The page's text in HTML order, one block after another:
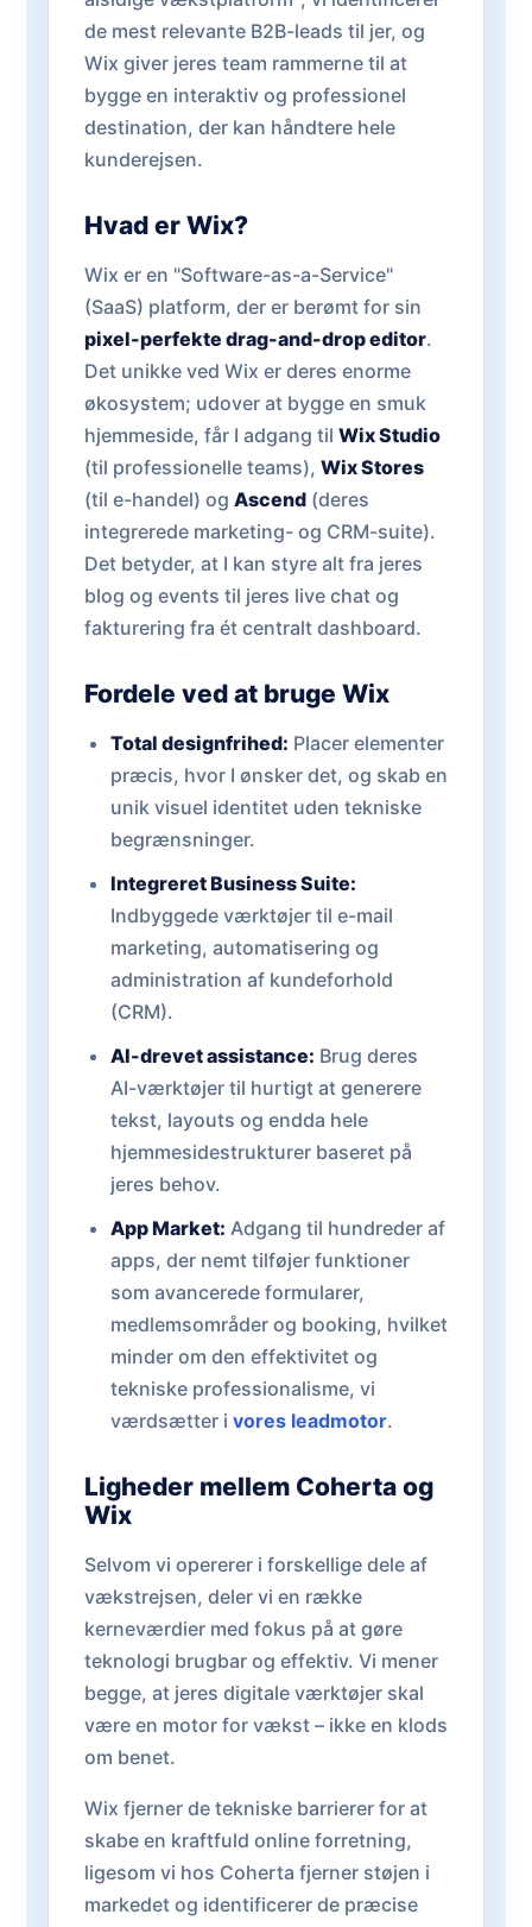
de mest relevante B2B-leads til jer, og
Wix giver jeres team rammerne til at
bygge en interaktiv og professionel
destination, der kan håndtere hele
kunderejsen.
Hvad er Wix?
Wix er en "Software-as-a-Service"
(SaaS) platform, der er berømt for sin
pixel-perfekte drag-and-drop editor.
Det unikke ved Wix er deres enorme
økosystem; udover at bygge en smuk
hjemmeside, får I adgang til Wix Studio
(til professionelle teams), Wix Stores
(til e-handel) og Ascend (deres
integrerede marketing- og CRM-suite).
Det betyder, at I kan styre alt fra jeres
blog og events til jeres live chat og
fakturering fra ét centralt dashboard.
Fordele ved at bruge Wix
Total designfrihed: Placer elementer
præcis, hvor I ønsker det, og skab en
unik visuel identitet uden tekniske
begrænsninger.
Integreret Business Suite:
Indbyggede værktøjer til e-mail
marketing, automatisering og
administration af kundeforhold
(CRM).
AI-drevet assistance: Brug deres
AI-værktøjer til hurtigt at generere
tekst, layouts og endda hele
hjemmesidestrukturer baseret på
jeres behov.
App Market: Adgang til hundreder af
apps, der nemt tilføjer funktioner
som avancerede formularer,
medlemsområder og booking, hvilket
minder om den effektivitet og
tekniske professionalisme, vi
værdsætter i vores leadmotor.
Ligheder mellem Coherta og
Wix
Selvom vi opererer i forskellige dele af
vækstrejsen, deler vi en række
kerneværdier med fokus på at gøre
teknologi brugbar og effektiv. Vi mener
begge, at jeres digitale værktøjer skal
være en motor for vækst – ikke en klods
om benet.
Wix fjerner de tekniske barrierer for at
skabe en kraftfuld online forretning,
ligesom vi hos Coherta fjerner støjen i
markedet og identificerer de præcise